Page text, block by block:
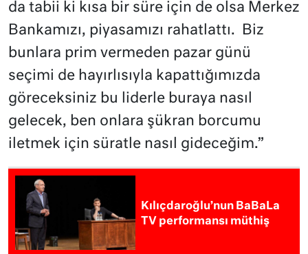
da tabii ki kısa bir süre için de olsa Merkez
Bankamızı, piyasamızı rahatlattı. Biz
bunlara prim vermeden pazar günü
seçimi de hayırlısıyla kapattığımızda
göreceksiniz bu liderle buraya nasıl
gelecek, ben onlara şükran borcumu
iletmek için süratle nasıl gideceğim.”
Kılıçdaroğlu’nun BaBaLa
TV performansı müthiş